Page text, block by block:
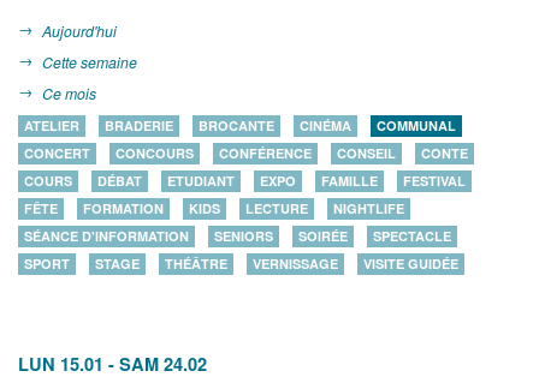
Aujourd'hui
Cette semaine
Ce mois
ATELIER BRADERIE BROCANTE CINÉMA
COMMUNAL
CONCERT
CONCOURS CONFÉRENCE CONSEIL
CONTE
COURS
DÉBAT ETUDIANT EXPO FAMILLE
FESTIVAL
FÊTE
FORMATION KIDS LECTURE
NIGHTLIFE
SÉANCE D'INFORMATION
SENIORS SOIRÉE
SPECTACLE
SPORT
STAGE THÉÂTRE VERNISSAGE VISITE GUIDÉE
LUN 15.01 - SAM 24.02